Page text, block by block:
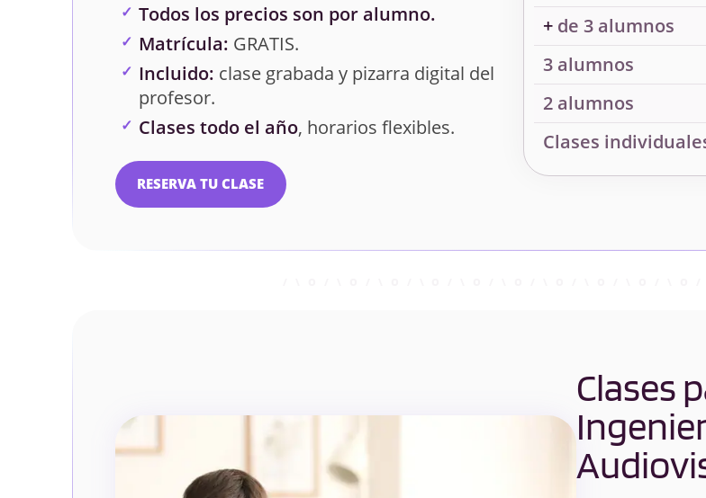
Todos los precios son por alumno.
Matrícula: GRATIS.
Incluido: clase grabada y pizarra digital del
profesor.
Clases todo el año, horarios flexibles.
RESERVA TU CLASE
+de 3 alumnos
3 alumnos
2 alumnos
Clases
Clases